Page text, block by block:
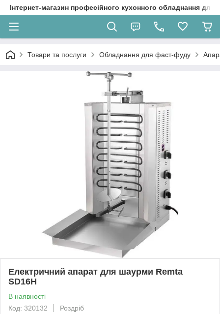
Інтернет-магазин професійного кухонного обладнання
Товари та послуги Обладнання для фаст-фуду
Електричний апарат для шаурми Remta
SD16H
В наявності
Код: 320132
Роздріб